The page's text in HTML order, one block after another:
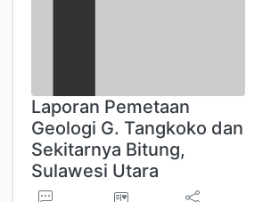
Laporan Pemetaan
Geologi G. Tangkoko dan
Sekitarnya Bitung,
Sulawesi Utara